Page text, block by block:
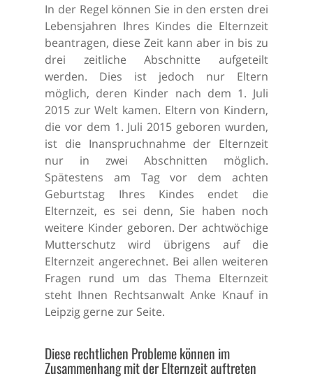
In der Regel können Sie in den ersten drei
Lebensjahren Ihres Kindes die Elternzeit
beantragen, diese Zeit kann aber in bis zu
drei zeitliche Abschnitte aufgeteilt
werden. Dies ist jedoch nur Eltern
möglich, deren Kinder nach dem 1. Juli
2015 zur Welt kamen. Eltern von Kindern,
die vor dem 1. Juli 2015 geboren wurden,
ist die Inanspruchnahme der Elternzeit
nur in zwei Abschnitten möglich.
Spätestens am Tag vor dem achten
Geburtstag Ihres Kindes endet die
Elternzeit, es sei denn, Sie haben noch
weitere Kinder geboren. Der achtwöchige
Mutterschutz wird übrigens auf die
Elternzeit angerechnet. Bei allen weiteren
Fragen rund um das Thema Elternzeit
steht Ihnen Rechtsanwalt Anke Knauf in
Leipzig gerne zur Seite.
Diese rechtlichen Probleme können im
Zusammenhang mit der Elternzeit auftreten